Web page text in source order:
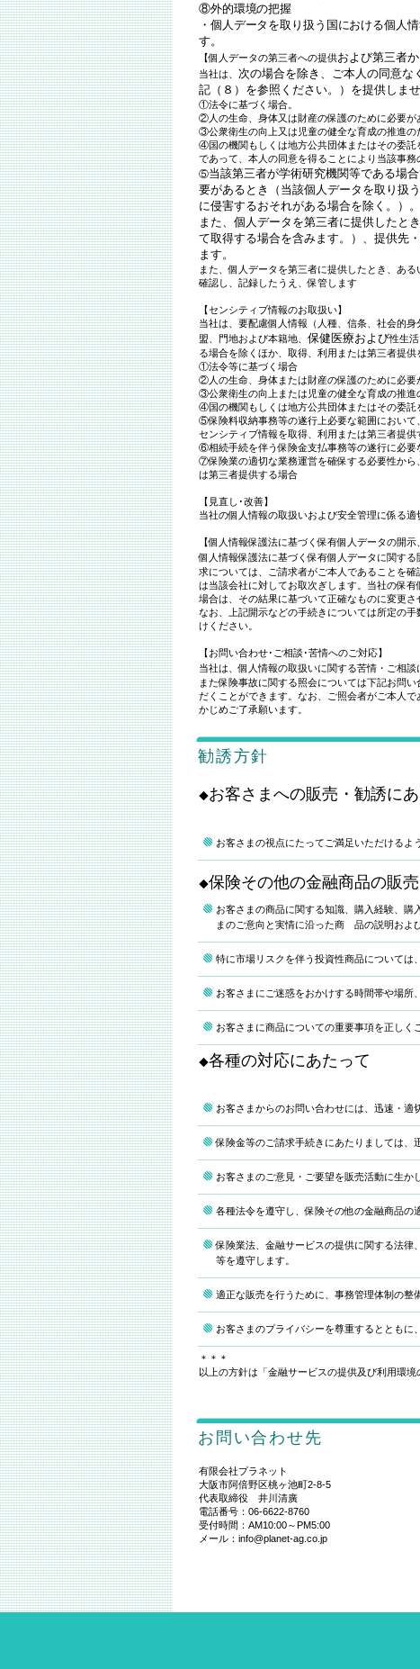
⑧外的環境の把握
・個人データを取り扱う国における個人
す。
【個人データの第三者への提供および第三者
当社は、次の場合を除き、ご本人の同意な
記（８）を参照ください。） を提供しませ
①法令に基づく場合。
②人の生命、身体又は財産の保護のために必要
③公衆衛生の向上又は児童の健全な育成の推進の
④国の機関もしくは地方公共団体またはその委
であって、本人の同意を得ることにより当該事
⑤当該第三者が学術研究機関等である場
要があるとき（当該個人データを取り扱
に侵害するおそれがある場合を除く。）。
また、個人データを第三者に提供したと
て取得する場合を含みます。）、提供先
ます。
また、個人データを第三者に提供したとき、あ
確認し、記録したうえ、保管します
【センシティブ情報のお取扱い】
当社は、要配慮個人情報（人種、信条、社会的
盟、門地および本籍地、保健医療および性生
る場合を除くほか、取得、利用または第三者提供
①法令等に基づく場合
②人の生命、身体または財産の保護のために必要
③公衆衛生の向上または児童の健全な育成の推進
④国の機関もしくは地方公共団体またはその委
⑤保険料収納事務等の遂行上必要な範囲におい
センシティブ情報を取得、利用または第三者提供
⑥相続手続を伴う保険金支払事務等の遂行に必
⑦保険業の適切な業務運営を確保する必要性から
は第三者提供する場合
【見直し･改善】
当社の個人情報の取扱いおよび安全管理に係る
【個人情報保護法に基づく保有個人データの開示
個人情報保護法に基づく保有個人データに関する
求については、ご請求者がご本人であることを
は当該会社に対してお取次ぎします。当社の保
場合は、その結果に基づいて正確なものに変更さ
なお、上記開示などの手続きについては所定の
けください。
【お問い合わせ･ご相談･苦情へのご対応】
当社は、個人情報の取扱いに関する苦情・ご相談
また保険事故に関する照会については下記お問
だくことができます。なお、ご照会者がご本人
かじめご了承願います。
勧誘方針
◆お客さまへの販売・勧誘に
お客さまの視点にたってご満足いただけるよ
◆保険その他の金融商品の販
お客さまの商品に関する知識、購入経験、
まのご意向と実情に沿った商 品の説明およ
特に市場リスクを伴う投資性商品については
お客さまにご迷惑をおかけする時間帯や場所
お客さまに商品についての重要事項を正しく
◆各種の対応にあたって
お客さまからのお問い合わせには、迅速・適
保険金等のご請求手続きにあたりましては、
お客さまのご意見・ご要望を販売活動に生か
各種法令を遵守し、保険その他の金融商品の
保険業法、金融サービスの提供に関する法律
等を遵守します。
適正な販売を行うために、事務管理体制の整
お客さまのプライバシーを尊重するとともに
＊＊＊
以上の方針は「金融サービスの提供及び利用環
お問い合わせ先
有限会社プラネット
大阪市阿倍野区桃ヶ池町2-8-5
代表取締役 井川清廣
電話番号：06-6622-8760
受付時間：AM10:00～PM5:00
メール：info@planet-ag.co.jp